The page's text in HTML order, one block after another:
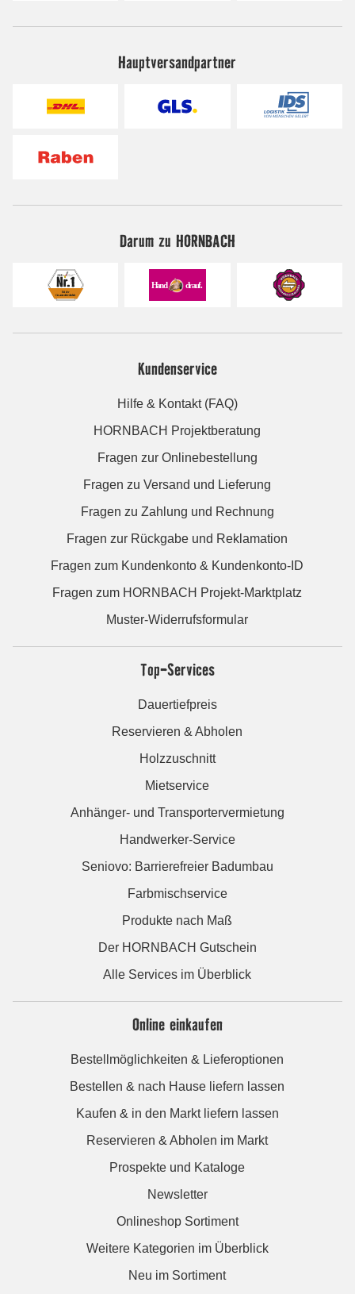
Hauptversandpartner
Darum zu HORNBACH
Kundenservice
Hilfe & Kontakt (FAQ)
HORNBACH Projektberatung
Fragen zur Onlinebestellung
Fragen zu Versand und Lieferung
Fragen zu Zahlung und Rechnung
Fragen zur Rückgabe und Reklamation
Fragen zum Kundenkonto & Kundenkonto-ID
Fragen zum HORNBACH Projekt-Marktplatz
Muster-Widerrufsformular
Top-Services
Dauertiefpreis
Reservieren & Abholen
Holzzuschnitt
Mietservice
Anhänger- und Transportervermietung
Handwerker-Service
Seniovo: Barrierefreier Badumbau
Farbmischservice
Produkte nach Maß
Der HORNBACH Gutschein
Alle Services im Überblick
Online einkaufen
Bestellmöglichkeiten & Lieferoptionen
Bestellen & nach Hause liefern lassen
Kaufen & in den Markt liefern lassen
Reservieren & Abholen im Markt
Prospekte und Kataloge
Newsletter
Onlineshop Sortiment
Weitere Kategorien im Überblick
Neu im Sortiment